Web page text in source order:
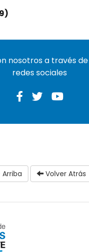
nosotros a través
redes sociales
Arriba Volver Atrás